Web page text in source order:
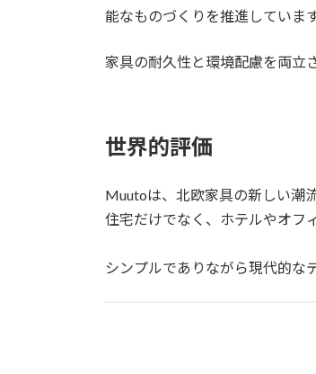
能なものづくりを推進しています
家具の耐久性と環境配慮を両立
世界的評価
Muutoは、北欧家具の新しい潮
住宅だけでなく、ホテルやオフ
シンプルでありながら現代的な